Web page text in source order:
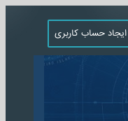
ایجاد حساب کاربری